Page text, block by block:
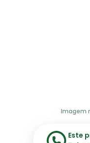
Imagem
Este